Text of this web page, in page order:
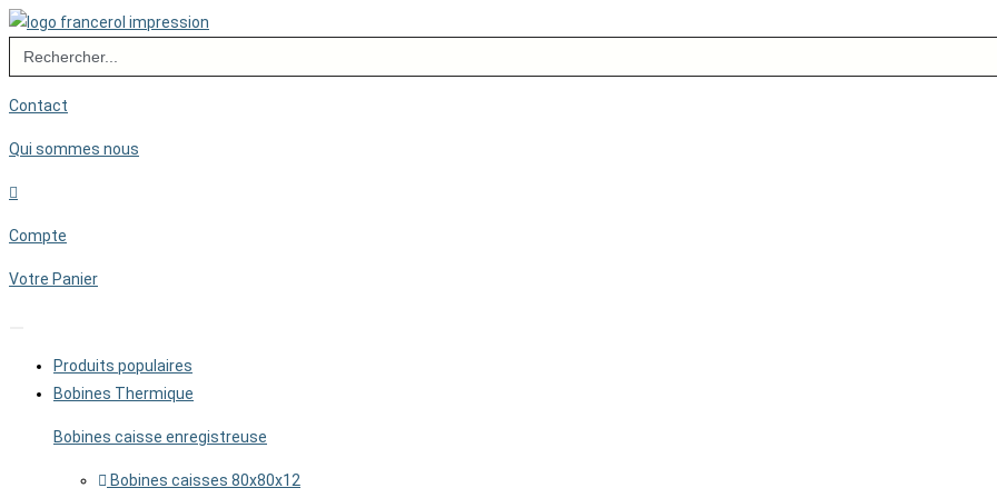
Skip
content
Search
for:
Contact
Qui sommes nous
Compte
Votre Panier
Produits populaires
Bobines Thermique
Bobines caisse enregistreuse
Bobines caisses 80x80x12